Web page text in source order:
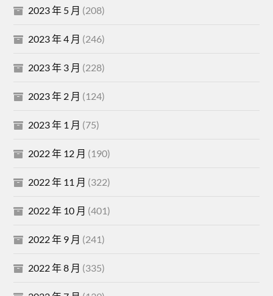
2023 年 5 月 (208)
2023 年 4 月 (246)
2023 年 3 月 (228)
2023 年 2 月 (124)
2023 年 1 月 (75)
2022 年 12 月 (190)
2022 年 11 月 (322)
2022 年 10 月 (401)
2022 年 9 月 (241)
2022 年 8 月 (335)